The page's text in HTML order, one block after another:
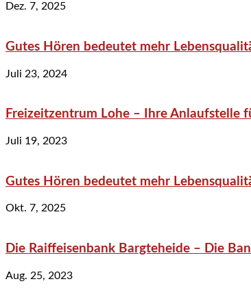
Dez. 7, 2025
Gutes Hören bedeutet mehr
Juli 23, 2024
Freizeitzentrum Lohe – Ihre Anlaufstelle
Juli 19, 2023
Gutes Hören bedeutet mehr
Okt. 7, 2025
Die Raiffeisenbank Bargteheide – Die
Aug. 25, 2023